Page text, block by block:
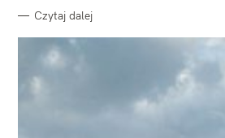
Czytaj dalej